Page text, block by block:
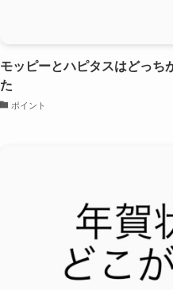
モッピーとハピタスはどっち
た
ポイント